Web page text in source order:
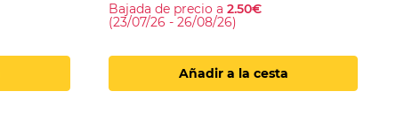
Bajada de precio a2.50€
(23/07/26 - 26/08/26)
Añadir a la cesta